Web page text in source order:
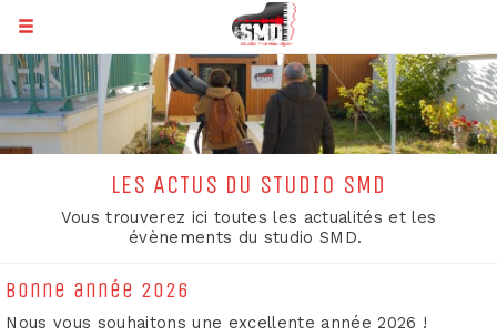
LES ACTUS DU STUDIO SMD
Vous trouverez ici toutes les actualités et les
évènements du studio SMD.
Bonne année 2026
Nous vous souhaitons une excellente année 2026 !